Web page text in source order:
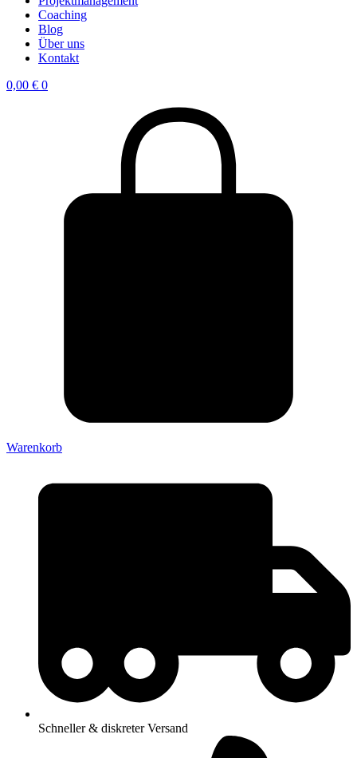
Coaching
Blog
Über uns
Kontakt
0,00 € 0
Warenkorb
Schneller & diskreter Versand